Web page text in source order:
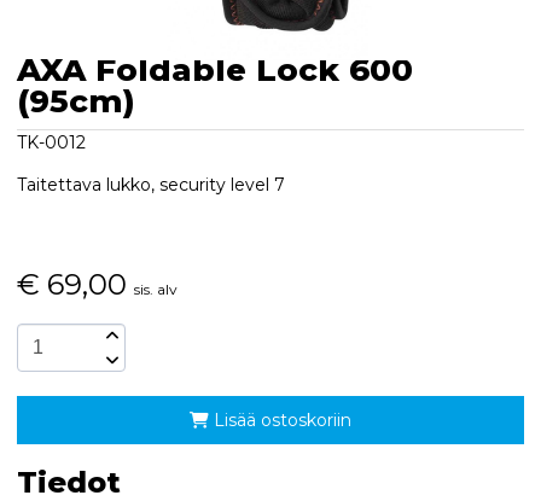
AXA Foldable Lock 600
(95cm)
TK-0012
Taitettava lukko, security level 7
€ 69,00 sis. alv
Lisää ostoskoriin
Tiedot